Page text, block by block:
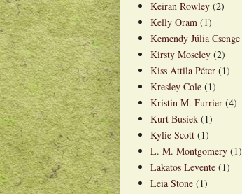
Keiran Rowley (2)
Kelly Oram (1)
Kemendy Júlia Csenge
Kirsty Moseley (2)
Kiss Attila Péter (1)
Kresley Cole (1)
Kristin M. Furrier (4)
Kurt Busiek (1)
Kylie Scott (1)
L. M. Montgomery (1)
Lakatos Levente (1)
Leia Stone (1)